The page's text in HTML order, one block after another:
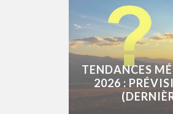
TENDANCES
2026 :